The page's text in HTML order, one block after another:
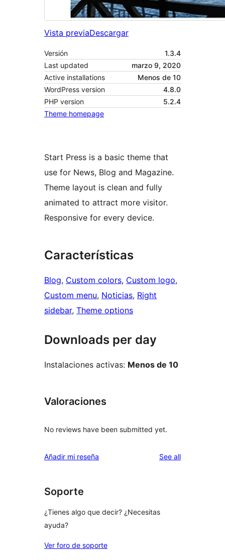
Vista previaDescargar
Versión
1.3.4
Last updated
marzo 9, 2020
Active installations
Menos de 10
WordPress version
4.8.0
PHP version
5.2.4
Theme homepage
Start Press is a basic theme that
use for News, Blog and Magazine.
Theme layout is clean and fully
animated to attract more visitor.
Responsive for every device.
Características
Blog, Custom colors, Custom logo
Custom menu, Noticias, Right
sidebar, Theme options
Downloads per day
Instalaciones activas: Menos de 10
Valoraciones
No reviews have been submitted yet.
Añadir mi reseña See allreviews
Soporte
¿Tienes algo que decir? ¿Necesitas
ayuda?
Ver foro de soporte